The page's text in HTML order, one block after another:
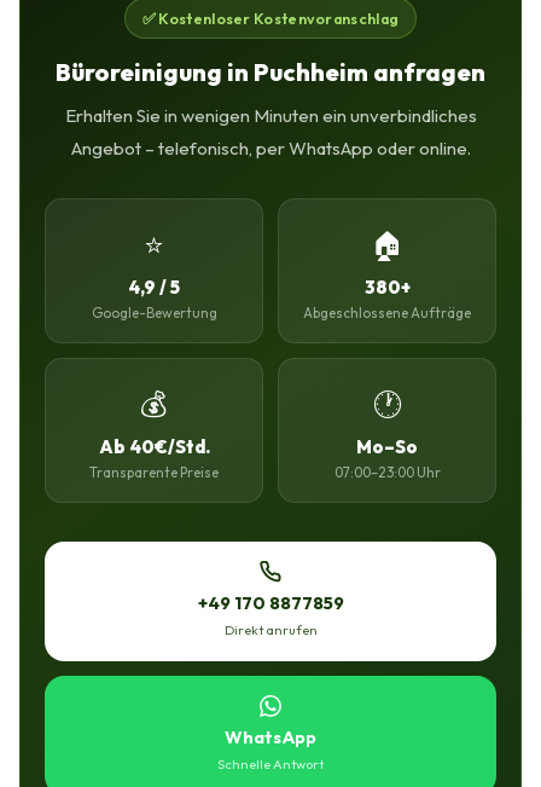
✅ Kostenloser Kostenvoranschlag
Büroreinigung in Puchheim anfragen
Erhalten Sie in wenigen Minuten ein unverbindliches
Angebot – telefonisch, per WhatsApp oder online.
⭐
4,9 / 5
Google-Bewertung
🏠
380+
Abgeschlossene Aufträge
💰
Ab 40€/Std.
Transparente Preise
🕐
Mo–So
07:00–23:00 Uhr
+49 170 8877859
Direkt anrufen
WhatsApp
Schnelle Antwort